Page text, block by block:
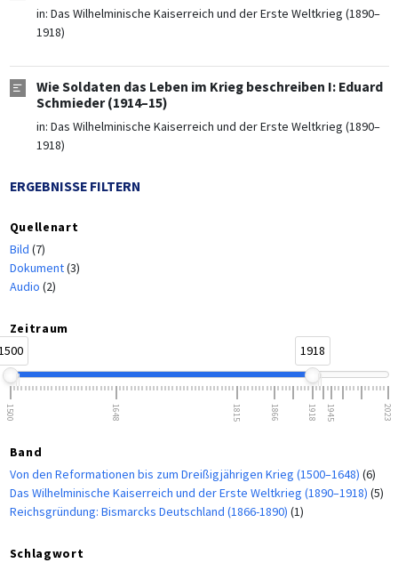
in: Das Wilhelminische Kaiserreich und der Erste Weltkrieg (1890–
1918)
Wie Soldaten das Leben im Krieg beschreiben I: Eduard
Schmieder (1914–15)
in: Das Wilhelminische Kaiserreich und der Erste Weltkrieg (1890–
1918)
ERGEBNISSE FILTERN
Quellenart
Bild (7)
Dokument(3)
Audio (2)
Zeitraum
1918
1500 1648 1815 1866 1918 1945 2023
Band
Von den Reformationen bis zum Dreißigjährigen Krieg (1500–1648) (6)
Das Wilhelminische Kaiserreich und der Erste Weltkrieg (1890–1918) (5)
Reichsgründung: Bismarcks Deutschland (1866-1890) (1)
Schlagwort